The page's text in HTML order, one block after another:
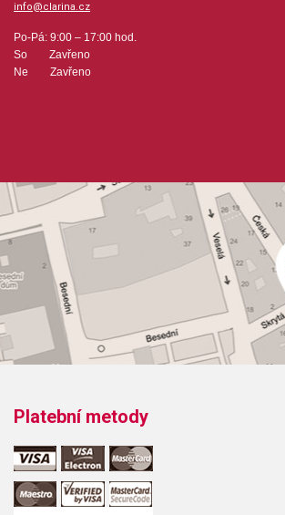
info@clarina.cz
Po-Pá: 9:00 – 17:00 hod.
So Zavřeno
Ne Zavřeno
Platební metody